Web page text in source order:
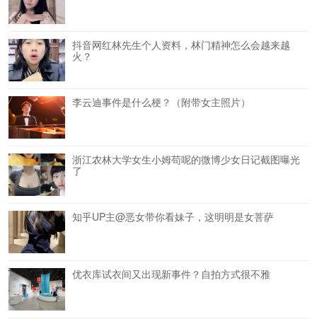
抖音网红林先生个人资料，林门精神怎么会越来越
火？
李云迪事件是什么梗？（附带女主照片）
浙江农林大学女生小姆苟呢的微博少女日记截图曝光
了
知乎UP主@恶女带你看妹子，这明明是女菩萨
优衣库试衣间又出现新事件？自拍方式很不雅